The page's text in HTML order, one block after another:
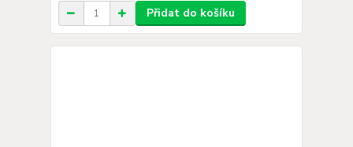
Přidat do košíku